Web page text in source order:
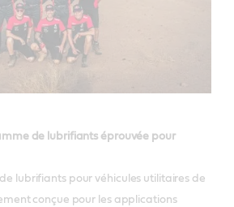
de lubrifiants éprouvée pour
lubrifiants pour véhicules utilitaires de
conçue pour les applications